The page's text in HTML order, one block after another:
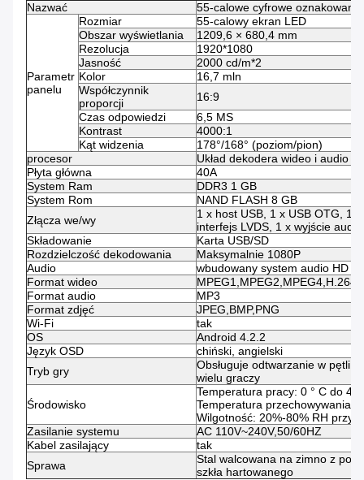
Nazwać 55-calowe cyfrowe
Parametr
panelu
Rozmiar
55-calowy ekran LED
Obszar wyświetlania
1209,6 × 680,4 mm
Rezolucja
1920*1080
Jasność
2000 cd/m*2
Kolor
16,7 mln
Współczynnik
proporcji
16:9
Czas odpowiedzi
6,5 MS
Kontrast
4000:1
Kąt widzenia
178°/168° (poziom/pion)
procesor
Układ dekodera wideo i audio
Płyta główna
40A
System Ram
DDR3 1 GB
System Rom
NAND FLASH 8 GB
Złącza we/wy
1 x host USB, 1 x USB OTG, 1
interfejs LVDS, 1 x wyjście
Składowanie
Karta USB/SD
Rozdzielczość dekodowania
Maksymalnie 1080P
Audio
wbudowany system audio HD
Format wideo
Format audio
MP3
Format zdjęć
JPEG,BMP,PNG
Wi-Fi
tak
OS
Android 4.2.2
Język OSD
chiński, angielski
Tryb gry
Obsługuje odtwarzanie w pętli,
wielu graczy
Środowisko
Temperatura pracy: 0 ° C do 40
Temperatura przechowywania:
Wilgotność: 20%-80% RH przy
Zasilanie systemu
AC 110V~240V,50/60HZ
Kabel zasilający
tak
Sprawa
Stal walcowana na zimno z
szkła hartowanego